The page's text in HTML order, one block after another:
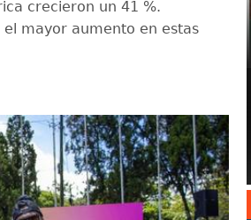
crecieron un 41 %.
el mayor aumento en estas